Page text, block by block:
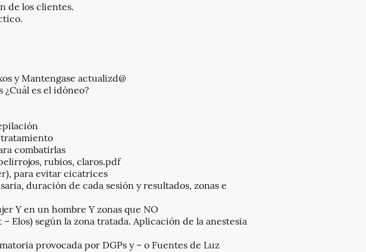
de los clientes.
y Mantengase actualizd@
es el idóneo?
tratamiento
combatirlas
rubios, claros.pdf
para evitar cicatrices
duración de cada sesión y resultados, zonas e
Y en un hombre Y zonas que NO
Elos) según la zona tratada. Aplicación de la anestesia
provocada por DGPs y – o Fuentes de Luz